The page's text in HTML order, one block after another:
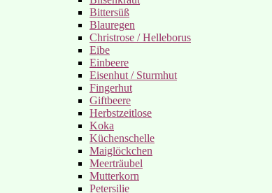
Bittersüß
Blauregen
Christrose / Helleborus
Eibe
Einbeere
Eisenhut / Sturmhut
Fingerhut
Giftbeere
Herbstzeitlose
Koka
Küchenschelle
Maiglöckchen
Meerträubel
Mutterkorn
Petersilie